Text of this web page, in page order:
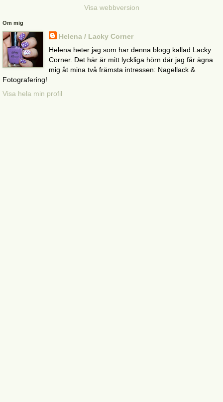
Visa webbversion
Om mig
Helena / Lacky Corner
Helena heter jag som har denna blogg kallad Lacky
Corner. Det här är mitt lyckliga hörn där jag får ägna
mig åt mina två främsta intressen: Nagellack &
Fotografering!
Visa hela min profil